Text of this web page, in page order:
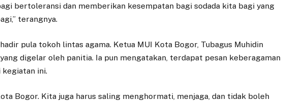
bertoleransi dan memberikan kesempatan bagi sodada kita bagi yang
terangnya.
pula tokoh lintas agama. Ketua MUI Kota Bogor, Tubagus Muhidin
digelar oleh panitia. Ia pun mengatakan, terdapat pesan keberagaman
ini.
Bogor. Kita juga harus saling menghormati, menjaga, dan tidak boleh
Bonds Pertama di
Indonesia untuk
1 JULI 2025
Diberi Waktu
Pindah
BOGOR –